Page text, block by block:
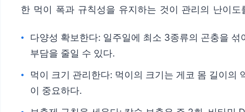
한 먹이 폭과 규칙성을 유지하는 것이 관리의 난이
다양성 확보한다: 일주일에 최소 3종류의 곤충을
부담을 줄일 수 있다.
먹이 크기 관리한다: 먹이의 크기는 게코 몸 길이의
이 중요하다.